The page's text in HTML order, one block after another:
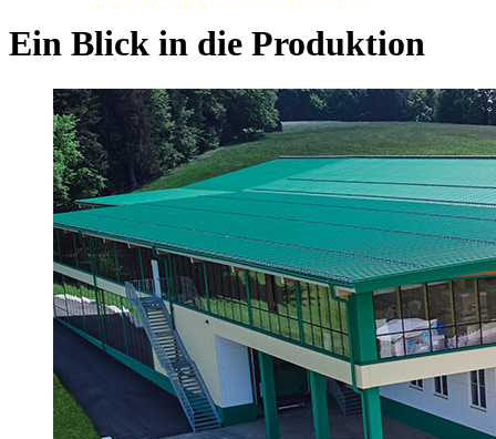
Ein Blick in die Produktion